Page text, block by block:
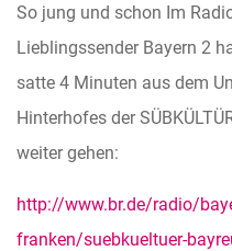
So jung und schon Im
Lieblingssender Bayern 2
satte 4 Minuten aus dem
Hinterhofes der
weiter gehen:
http://www.br.de/radio/
franken/suebkueltuer-